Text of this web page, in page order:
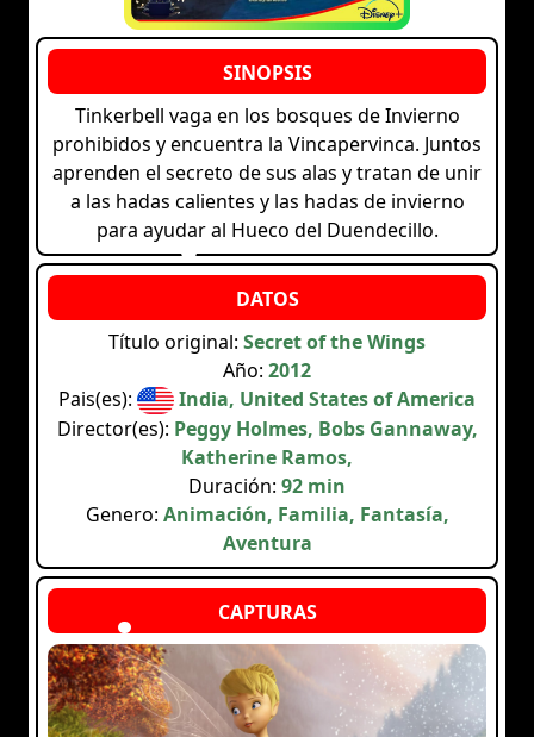
Tinkerbell vaga en los bosques de Invierno
prohibidos y encuentra la Vincapervinca. Juntos
aprenden el secreto de sus alas y tratan de unir
a las hadas calientes y las hadas de invierno
para ayudar al Hueco del Duendecillo.
Título original: Secret of the Wings
Año: 2012
Pais(es):
India, United States of America
Director(es): Peggy Holmes, Bobs Gannaway,
Katherine Ramos,
Duración: 92 min
Genero: Animación, Familia, Fantasía,
Aventura